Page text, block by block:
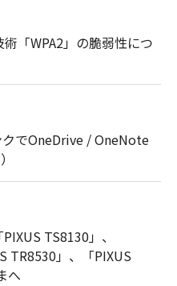
「WPA2」の脆弱性につ
クでOneDrive / OneNote
TS8130」、
TR8530」、「PIXUS
へ